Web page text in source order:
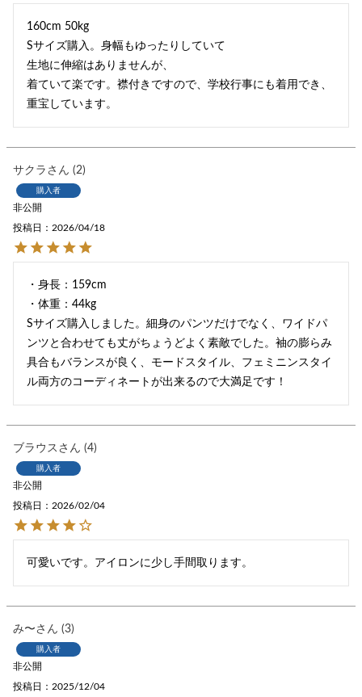
160cm 50kg
Sサイズ購入。身幅もゆったりしていて
生地に伸縮はありませんが、
着ていて楽です。襟付きですので、学校行事にも着用でき、
重宝しています。
サクラ 2
購入者
非公開
投稿日 2026/04/18
・身長：159cm
・体重：44kg
Sサイズ購入しました。細身のパンツだけでなく、ワイドパ
ンツと合わせても丈がちょうどよく素敵でした。袖の膨らみ
具合もバランスが良く、モードスタイル、フェミニンスタイ
ブラウス 4
購入者
非公開
投稿日 2026/02/04
可愛いです。アイロンに少し手間取ります。
み〜 3
購入者
非公開
投稿日 2025/12/04